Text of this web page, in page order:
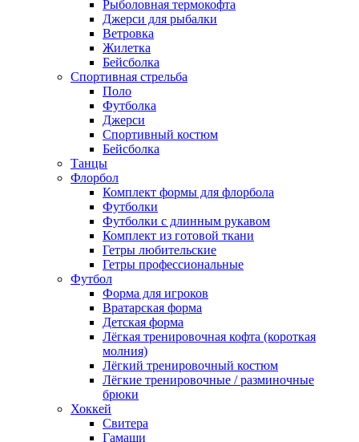
Рыболовная термокофта
Джерси для рыбалки
Ветровка
Жилетка
Бейсболка
Спортивная стрельба
Поло
Футболка
Джерси
Спортивный костюм
Бейсболка
Танцы
Флорбол
Комплект формы для флорбола
Футболки
Футболки с длинным рукавом
Комплект из готовой ткани
Гетры любительские
Гетры профессиональные
Футбол
Форма для игроков
Вратарская форма
Детская форма
Лёгкая тренировочная кофта (короткая
молния)
Лёгкий тренировочный костюм
Лёгкие тренировочные / разминочные
брюки
Хоккей
Свитера
Гамаши